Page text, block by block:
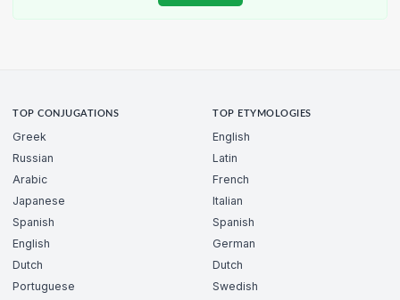
TOP CONJUGATIONS
Greek
Russian
Arabic
Japanese
Spanish
English
Dutch
Portuguese
TOP ETYMOLOGIES
English
Latin
French
Italian
Spanish
German
Dutch
Swedish